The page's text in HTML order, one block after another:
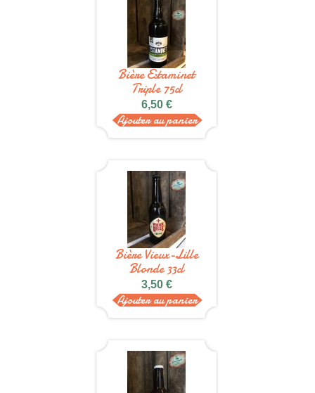
Bière Estaminet
Triple 75cl
6,50 €
Ajouter au panier
Bière Vieux-Lille
Blonde 33cl
3,50 €
Ajouter au panier